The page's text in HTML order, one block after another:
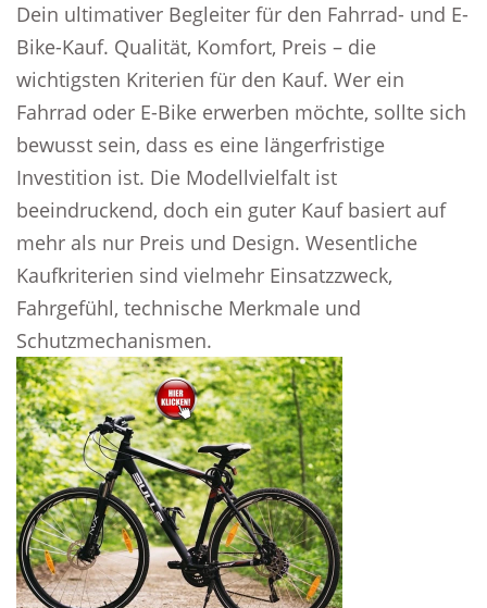
Dein ultimativer Begleiter für den Fahrrad- und E-
Bike-Kauf. Qualität, Komfort, Preis – die
wichtigsten Kriterien für den Kauf. Wer ein
Fahrrad oder E-Bike erwerben möchte, sollte sich
bewusst sein, dass es eine längerfristige
Investition ist. Die Modellvielfalt ist
beeindruckend, doch ein guter Kauf basiert auf
mehr als nur Preis und Design. Wesentliche
Kaufkriterien sind vielmehr Einsatzzweck,
Fahrgefühl, technische Merkmale und
Schutzmechanismen.